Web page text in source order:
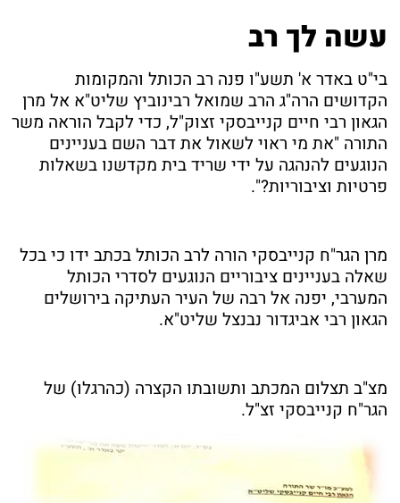
עשה לך רב
בי"ט באדר א' תשע"ו פנה רב הכותל והמקומות
הקדושים הרה"ג הרב שמואל רבינוביץ שליט"א אל מרן
הגאון רבי חיים קנייבסקי זצוק"ל, כדי לקבל הוראה משר
התורה "את מי ראוי לשאול את דבר השם בעניינים
הנוגעים להנהגה על ידי שריד בית מקדשנו בשאלות
פרטיות וציבוריות?".
מרן הגר"ח קנייבסקי הורה לרב הכותל בכתב ידו כי בכל
שאלה בעניינים ציבוריים הנוגעים לסדרי הכותל
המערבי, יפנה אל רבה של העיר העתיקה בירושלים
הגאון רבי אביגדור נבנצל שליט"א.
מצ"ב תצלום המכתב ותשובתו הקצרה (כהרגלו) של
הגר"ח קנייבסקי זצ"ל.